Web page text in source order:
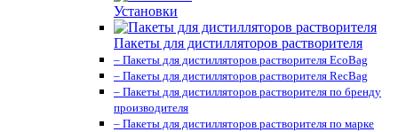
Установки
Пакеты для дистилляторов растворителя
– Пакеты для дистилляторов растворителя EcoBag
– Пакеты для дистилляторов растворителя RecBag
– Пакеты для дистилляторов растворителя по бренду
производителя
– Пакеты для дистилляторов растворителя по марке